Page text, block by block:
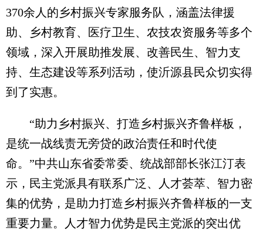
370余人的乡村振兴专家服务队，涵盖法律援
助、乡村教育、医疗卫生、农技农资服务等多个
领域，深入开展助推发展、改善民生、智力支
持、生态建设等系列活动，使沂源县民众切实得
到了实惠。
“助力乡村振兴、打造乡村振兴齐鲁样板，
是统一战线责无旁贷的政治责任和时代使
命。”中共山东省委常委、统战部部长张江汀表
示，民主党派具有联系广泛、人才荟萃、智力密
集的优势，是助力打造乡村振兴齐鲁样板的一支
重要力量。人才智力优势是民主党派的突出优